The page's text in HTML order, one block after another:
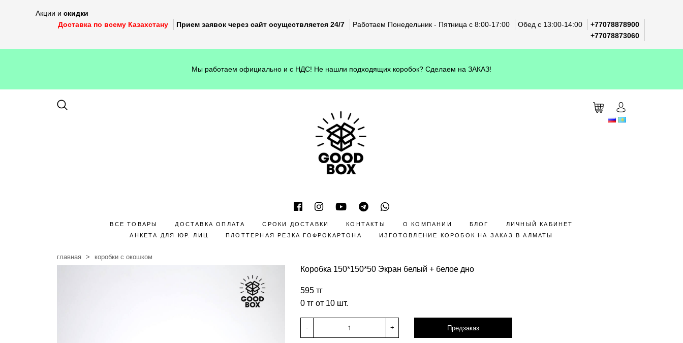
Акции и скидки
Доставка по всему Казахстану
Прием заявок через сайт осуществляется 24/7 Работаем Понедельник - Пятница с 8:00-17:00 Обед с 13:00-14:00
+77078878900
+77078873060
Мы работаем официально и с НДС! Не нашли подходящих коробок? Сделаем на ЗАКАЗ!
ВСЕ ТОВАРЫ ДОСТАВКА ОПЛАТА СРОКИ ДОСТАВКИ КОНТАКТЫ О КОМПАНИИ БЛОГ
ЛИЧНЫЙ КАБИНЕТ
АНКЕТА ДЛЯ ЮР. ЛИЦ
ПЛОТТЕРНАЯ РЕЗКА ГОФРОКАРТОНА ИЗГОТОВЛЕНИЕ КОРОБОК НА ЗАКАЗ В АЛМАТЫ
главная коробки с окошком
Коробка 150*150*50 Экран белый + белое дно
595 тг
0 тг от 10 шт.
- + Предзаказ